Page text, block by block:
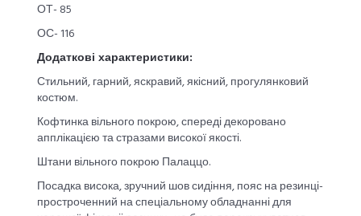
ОТ- 85
ОС- 116
Додаткові характеристики:
Стильний, гарний, яскравий, якісний, прогулянковий
костюм.
Кофтинка вільного покрою, спереді декоровано
апплікацією та стразами високої якості.
Штани вільного покрою Палаццо.
Посадка висока, зручний шов сидіння, пояс на резинці-
простроченний на спеціальному обладнанні для